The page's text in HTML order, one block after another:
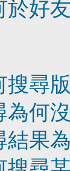
於好
尋
何
結果